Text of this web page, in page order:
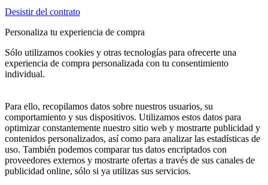
Desistir del contrato
Personaliza tu experiencia de compra
Sólo utilizamos cookies y otras tecnologías para ofrecerte una
experiencia de compra personalizada con tu consentimiento
individual.
Para ello, recopilamos datos sobre nuestros usuarios, su
comportamiento y sus dispositivos. Utilizamos estos datos para
optimizar constantemente nuestro sitio web y mostrarte publicidad y
contenidos personalizados, así como para analizar las estadísticas de
uso. También podemos comparar tus datos encriptados con
proveedores externos y mostrarte ofertas a través de sus canales de
publicidad online, sólo si ya utilizas sus servicios.